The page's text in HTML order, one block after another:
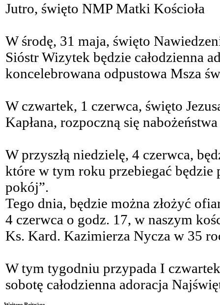
Jutro, święto NMP Matki Kościoła
W środę, 31 maja, święto
Sióstr Wizytek będzie całodzienna
koncelebrowana odpustowa Msza
W czwartek, 1 czerwca, święto
Kapłana, rozpoczną się
W przyszłą niedzielę, 4 czerwca,
które w tym roku przebiegać będzie
pokój”.
Tego dnia, będzie można złożyć
4 czerwca o godz. 17, w naszym
Ks. Kard. Kazimierza Nycza w 35
W tym tygodniu przypada I
sobotę całodzienna adoracja